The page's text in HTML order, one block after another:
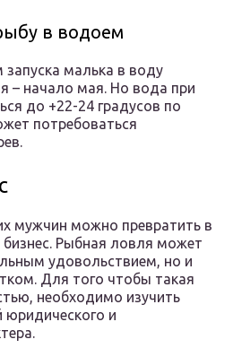
в водоем
малька в воду
– начало мая. Но вода при
до +22-24 градусов по
потребоваться
мужчин можно превратить в
Рыбная ловля может
удовольствием, но и
Для того чтобы такая
необходимо изучить
юридического и